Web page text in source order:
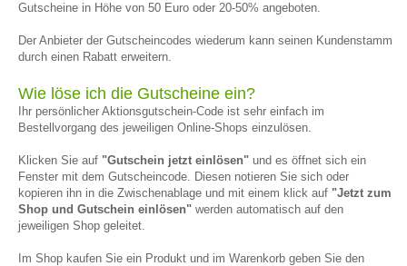
Gutscheine in Höhe von 50 Euro oder 20-50% angeboten.
Der Anbieter der Gutscheincodes wiederum kann seinen Kundenstamm
durch einen Rabatt erweitern.
Wie löse ich die Gutscheine ein?
Ihr persönlicher Aktionsgutschein-Code ist sehr einfach im
Bestellvorgang des jeweiligen Online-Shops einzulösen.
Klicken Sie auf "Gutschein jetzt einlösen" und es öffnet sich ein
Fenster mit dem Gutscheincode. Diesen notieren Sie sich oder
kopieren ihn in die Zwischenablage und mit einem klick auf "Jetzt zum
Shop und Gutschein einlösen" werden automatisch auf den
jeweiligen Shop geleitet.
Im Shop kaufen Sie ein Produkt und im Warenkorb geben Sie den